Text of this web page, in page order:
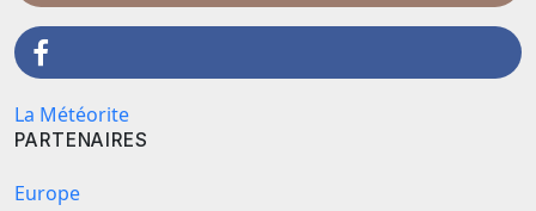
La Météorite
PARTENAIRES
Europe